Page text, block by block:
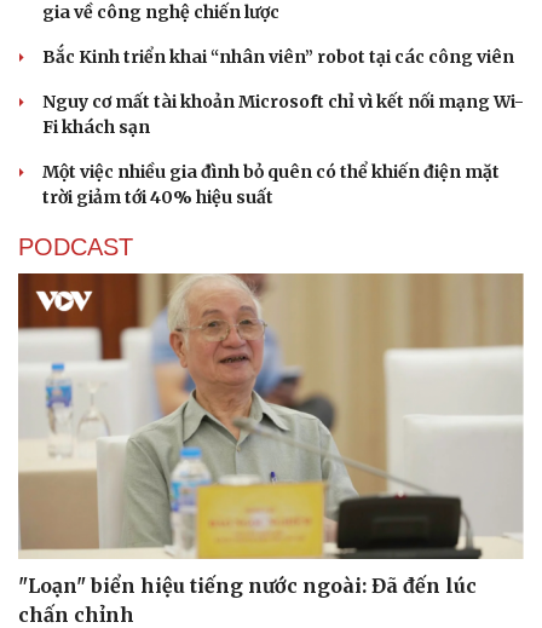
Sức khỏe
Dinh dưỡng - món ngon
Cây thuốc
Sản phụ khoa
Làm đẹp - giảm cân
Phòng mạch online
Ăn sạch sống khỏe
Đời sống
Nhà đẹp
Blog
Tình yêu - Gia đình
gia về công nghệ chiến lược
Bắc Kinh triển khai “nhân viên” robot tại các công viên
Nguy cơ mất tài khoản Microsoft chỉ vì kết nối mạng Wi-
Fi khách sạn
Một việc nhiều gia đình bỏ quên có thể khiến điện mặt
trời giảm tới 40% hiệu suất
PODCAST
"Loạn" biển hiệu tiếng nước ngoài: Đã đến lúc
chấn chỉnh